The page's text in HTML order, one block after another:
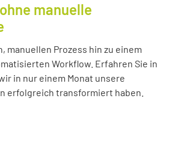
manuelle
manuellen Prozess hin zu einem
Workflow. Erfahren Sie in
in nur einem Monat unsere
erfolgreich transformiert haben.